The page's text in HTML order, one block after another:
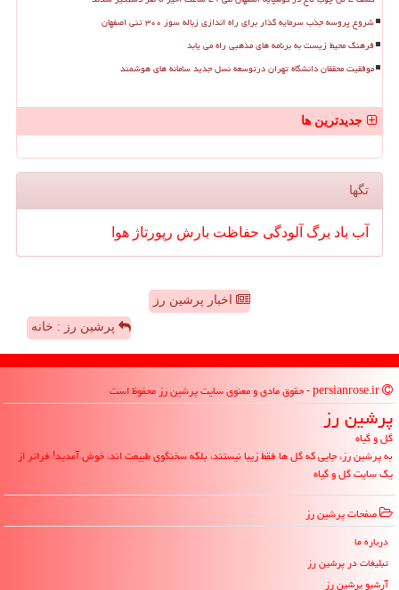
شروع پروسه جذب سرمایه گذار برای راه اندازی زباله سوز ۳۰۰ تنی اصفهان
فرهنگ محیط زیست به برنامه های مذهبی راه می یابد
موفقیت محققان دانشگاه تهران درتوسعه نسل جدید سامانه های هوشمند
جدیدترین ها
تگها
آب باد برگ آلودگی حفاظت بارش رپورتاژ هوا
اخبار پرشین رز
پرشین رز : خانه
پرشین رز
گل و گیاه
به پرشین رز، جایی که گل ها فقط زیبا نیستند، بلکه سخنگوی طبیعت اند، خوش آمدید! فراتر از
یک سایت گل و گیاه
صفحات پرشین رز
درباره ما
تبلیغات در پرشین رز
آرشیو پرشین رز